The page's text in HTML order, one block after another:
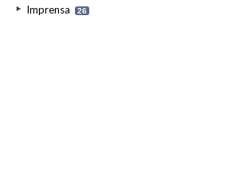
Imprensa 26